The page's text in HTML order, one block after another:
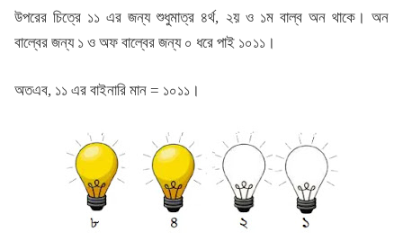
উপরের চিত্রে ১১ এর জন্য শুধুমাত্র ৪র্থ, ২য় ও ১ম বাল্ব অন থাকে। অন
বাল্বের জন্য ১ ও অফ বাল্বের জন্য ০ ধরে পাই ১০১১।
অতএব, ১১ এর বাইনারি মান = ১০১১।